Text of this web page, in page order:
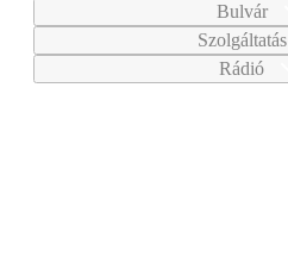
Bulvár
Szolgáltatás
Rádió